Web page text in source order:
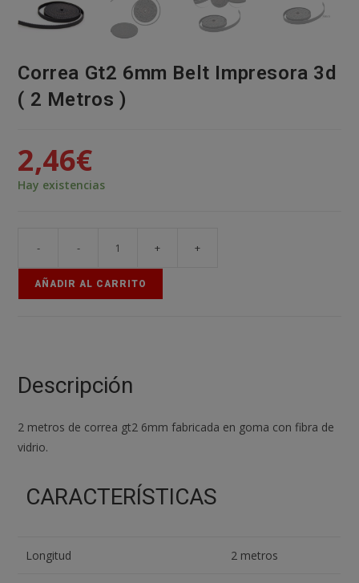
Correa Gt2 6mm Belt Impresora 3d
( 2 Metros )
2,46€
Hay existencias
- - + +
AÑADIR AL CARRITO
Descripción
2 metros de correa gt2 6mm fabricada en goma con fibra de
vidrio.
CARACTERÍSTICAS
Longitud 2 metros